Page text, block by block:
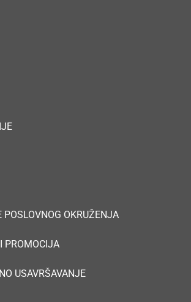
POSLOVNOG OKRUŽENJA
PROMOCIJA
USAVRŠAVANJE